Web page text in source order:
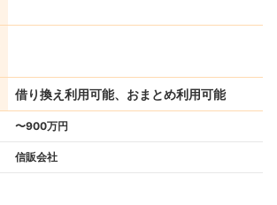
借り換え利用可能、おまとめ利用可能
〜900万円
信販会社